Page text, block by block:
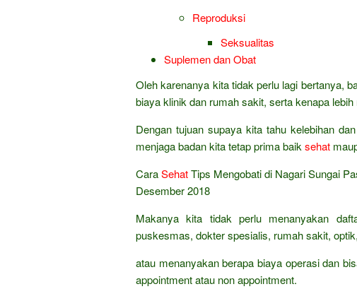
Reproduksi
Seksualitas
Suplemen dan Obat
Oleh karenanya kita tidak perlu lagi bertanya,
biaya klinik dan rumah sakit, serta kenapa
Dengan tujuan supaya kita tahu kelebihan
menjaga badan kita tetap prima baik sehat
CaraSehatTips Mengobati di Nagari Sungai
Desember 2018
Makanya kita tidak perlu menanyakan
puskesmas, dokter spesialis, rumah sakit,
atau menanyakan berapa biaya operasi dan
appointment atau non appointment.